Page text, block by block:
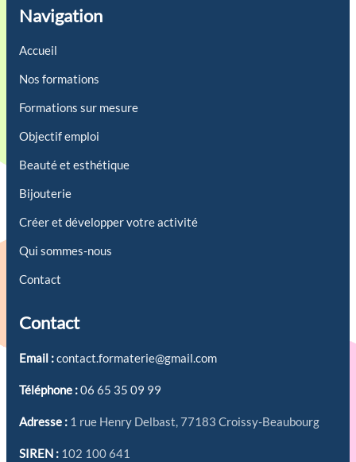
Navigation
Accueil
Nos formations
Formations sur mesure
Objectif emploi
Beauté et esthétique
Bijouterie
Créer et développer votre activité
Qui sommes-nous
Contact
Contact
Email :contact.formaterie@gmail.com
Téléphone :06 65 35 09 99
Adresse : 1 rue Henry Delbast, 77183 Croissy-Beaubourg
SIREN : 102 100 641